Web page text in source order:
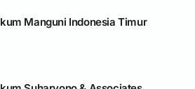
Manguni Indonesia Timur